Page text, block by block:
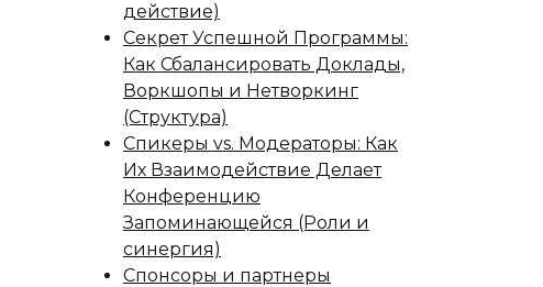
действие)
Секрет Успешной Программы:
Как Сбалансировать Доклады,
Воркшопы и Нетворкинг
(Структура)
Спикеры vs. Модераторы: Как
Их Взаимодействие Делает
Конференцию
Запоминающейся (Роли и
синергия)
Спонсоры и партнеры